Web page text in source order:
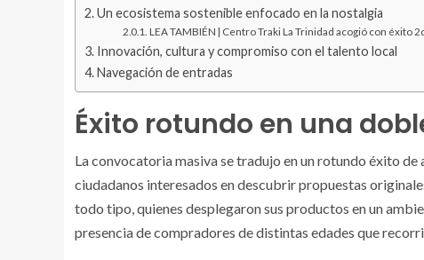
Un ecosistema sostenible enfocado en la nostalgia
LEA TAMBIÉN | Centro Traki La Trinidad acogió con éxito
Innovación, cultura y compromiso con el talento local
Navegación de entradas
Éxito rotundo en una
La convocatoria masiva se tradujo en un rotundo éxito
ciudadanos interesados en descubrir propuestas
todo tipo, quienes desplegaron sus productos en un
presencia de compradores de distintas edades que